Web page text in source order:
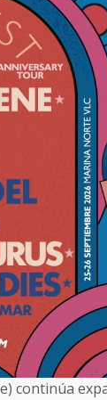
continúa